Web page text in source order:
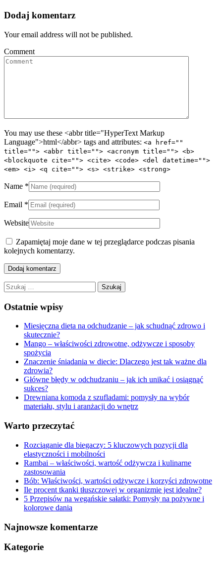
Dodaj komentarz
Your email address will not be published.
Comment
You may use these <abbr title="HyperText Markup
Language">html</abbr> tags and attributes: <a href=""
title=""> <abbr title=""> <acronym title=""> <b>
<blockquote cite=""> <cite> <code> <del datetime="">
<em> <i> <q cite=""> <s> <strike> <strong>
Name *
Email *
Website
Zapamiętaj moje dane w tej przeglądarce podczas pisania
kolejnych komentarzy.
Szukaj:
Ostatnie wpisy
Miesięczna dieta na odchudzanie – jak schudnąć zdrowo i
skutecznie?
Mango – właściwości zdrowotne, odżywcze i sposoby
spożycia
Znaczenie śniadania w diecie: Dlaczego jest tak ważne dla
zdrowia?
Główne błędy w odchudzaniu – jak ich unikać i osiągnąć
sukces?
Drewniana komoda z szufladami: pomysły na wybór
materiału, stylu i aranżacji do wnętrz
Warto przeczytać
Rozciąganie dla biegaczy: 5 kluczowych pozycji dla
elastyczności i mobilności
Rambai – właściwości, wartość odżywcza i kulinarne
zastosowania
Bób: Właściwości, wartości odżywcze i korzyści zdrowotne
Ile procent tkanki tłuszczowej w organizmie jest idealne?
5 Przepisów na wegańskie sałatki: Pomysły na pożywne i
kolorowe dania
Najnowsze komentarze
Kategorie